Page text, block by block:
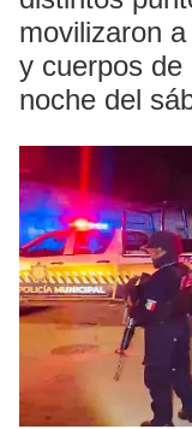
movilizaron
y cuerpos de
noche del